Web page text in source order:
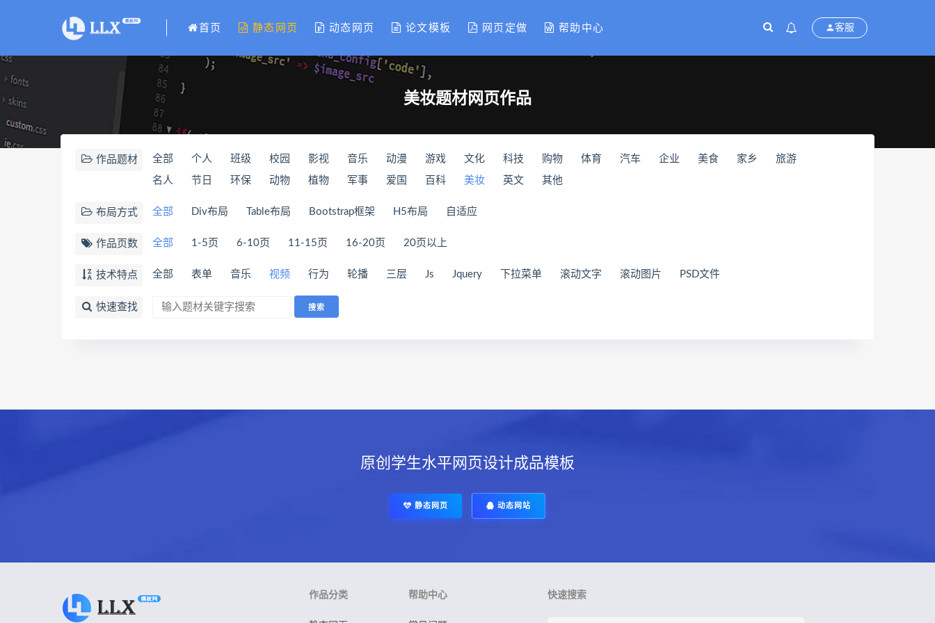
首页 静态网页 动态网页 论文模板 网页定做 帮助中心 客服
美妆题材网页作品
作品题材 全部 个人 班级 校园 影视 音乐 动漫 游戏 文化 科技 购物 体育 汽车 企业 美食 家乡 旅游
名人 节日 环保 动物 植物 军事 爱国 百科 美妆 英文 其他
布局方式 全部 Div布局 Table布局 Bootstrap框架 H5布局 自适应
作品页数 全部 1-5页 6-10页 11-15页 16-20页 20页以上
技术特点 全部 表单 音乐 视频 行为 轮播 三层 Js Jquery 下拉菜单 滚动文字 滚动图片 PSD文件
快速查找
原创学生水平网页设计成品模板
静态网页 动态网站
作品分类 帮助中心 快速搜索